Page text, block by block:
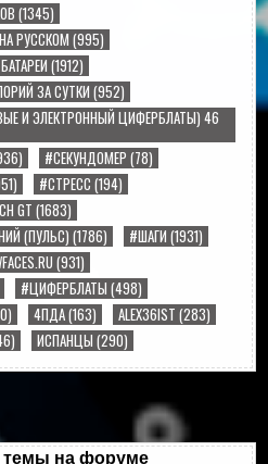
(1345)
РУССКОМ (995)
(1912)
ЗА СУТКИ (952)
И ЭЛЕКТРОННЫЙ ЦИФЕРБЛАТЫ) 46
#СЕКУНДОМЕР (78)
#СТРЕСС (194)
GT (1683)
(ПУЛЬС) (1786) #ШАГИ (1931)
(931)
#ЦИФЕРБЛАТЫ (498)
4ПДА(163) ALEX36IST (283)
ИСПАНЦЫ (290)
темы на форуме